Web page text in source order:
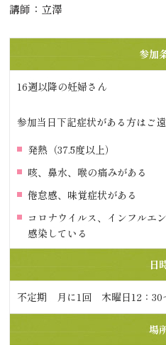
講師：立澤
参加
16週以降の妊婦さん
参加当日下記症状がある方はご遠
発熱（37.5度以上）
咳、鼻水、喉の痛みがある
倦怠感、味覚症状がある
コロナウイルス、インフルエ
感染している
日
不定期 月に1回 木曜日12：30
場